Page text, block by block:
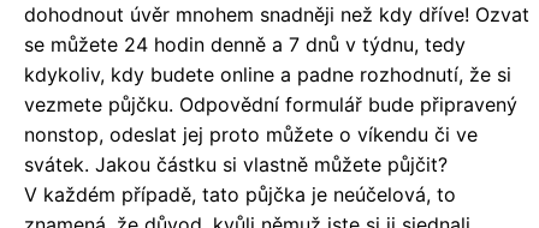
dohodnout úvěr mnohem snadněji než kdy dříve! Ozvat
se můžete 24 hodin denně a 7 dnů v týdnu, tedy
kdykoliv, kdy budete online a padne rozhodnutí, že si
vezmete půjčku. Odpovědní formulář bude připravený
nonstop, odeslat jej proto můžete o víkendu či ve
svátek. Jakou částku si vlastně můžete půjčit?
V každém případě, tato půjčka je neúčelová, to